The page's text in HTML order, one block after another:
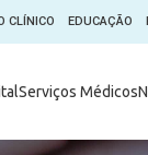
CLÍNICO EDUCAÇÃO
Serviços Médicos
Ambulatório
Comitê de